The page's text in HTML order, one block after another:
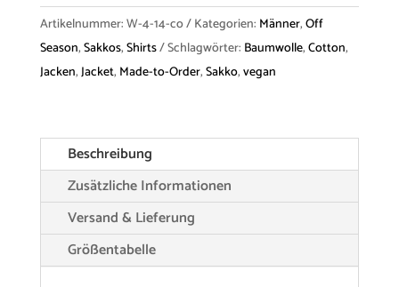
Cotton
Menge
Artikelnummer:W-4-14-co Kategorien: Männer,Off
Season,Sakkos,Shirts Schlagwörter: Baumwolle,Cotton,
Jacken,Jacket, Made-to-Order,Sakko,vegan
Beschreibung
Zusätzliche Informationen
Versand & Lieferung
Größentabelle